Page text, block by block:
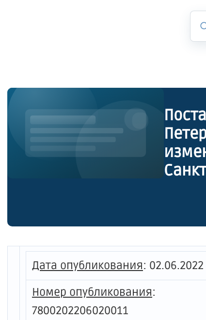
Дата опубликования: 02.06.2022
Номер опубликования:
7800202206020011